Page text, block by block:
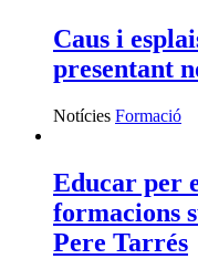
Caus i
presentant
Notícies Formació
Educar per
formacions
Pere Tarrés